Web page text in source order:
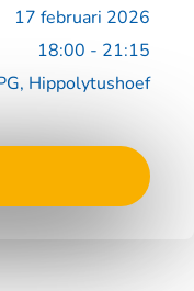
17 februari 2026
18:00 - 21:15
Hippolytushoef